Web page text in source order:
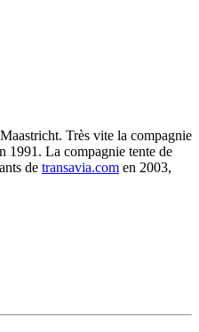
Très vite la compagnie
1991. La compagnie tente de
de transavia.com en 2003,